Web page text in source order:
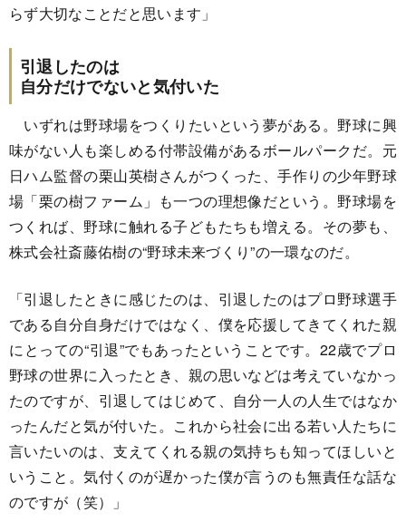
らず大切なことだと思います」
引退したのは
自分だけでないと気付いた
いずれは野球場をつくりたいという夢がある。野球に興
味がない人も楽しめる付帯設備があるボールパークだ。元
日ハム監督の栗山英樹さんがつくった、手作りの少年野球
場「栗の樹ファーム」も一つの理想像だという。野球場を
つくれば、野球に触れる子どもたちも増える。その夢も、
株式会社斎藤佑樹の“野球未来づくり”の一環なのだ。
「引退したときに感じたのは、引退したのはプロ野球選手
である自分自身だけではなく、僕を応援してきてくれた親
にとっての“引退”でもあったということです。22歳でプロ
野球の世界に入ったとき、親の思いなどは考えていなかっ
たのですが、引退してはじめて、自分一人の人生ではなか
ったんだと気が付いた。これから社会に出る若い人たちに
言いたいのは、支えてくれる親の気持ちも知ってほしいと
いうこと。気付くのが遅かった僕が言うのも無責任な話な
のですが（笑）」